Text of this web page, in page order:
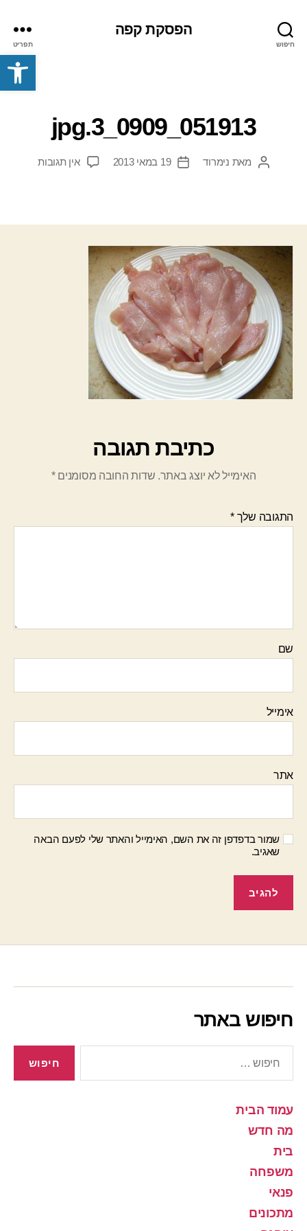
פתח סרגל נגישות
חיפוש
הפסקת קפה
תפריט
051913_0909_3.jpg
המחבר
מאת נימרוד
תאריך
19 במאי 2013 אין תגובותעל
כתיבת תגובה
האימייל לא יוצג באתר. שדות החובה מסומנים*
התגובה שלך*
שם
אימייל
אתר
שמור בדפדפן זה את השם, האימייל והאתר שלי לפעם הבאה
שאגיב.
חיפוש באתר
עמוד הבית
מה חדש
בית
משפחה
פנאי
מתכונים